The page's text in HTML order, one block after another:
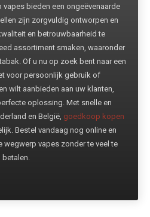
bieden een ongeëvenaarde
zijn zorgvuldig ontworpen en
en betrouwbaarheid te
assortiment smaken, waaronder
Of u nu op zoek bent naar een
voor persoonlijk gebruik of
wilt aanbieden aan uw klanten,
oplossing. Met snelle en
en België, goedkoop kopen
Bestel vandaag nog online en
wegwerp vapes zonder te veel te
betalen.